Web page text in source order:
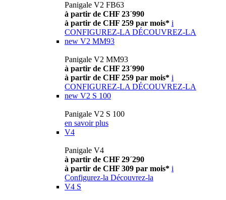
Panigale V2 FB63
à partir de CHF 23´990
à partir de CHF 259 par mois* i
CONFIGUREZ-LA DÉCOUVREZ-LA
new V2 MM93
Panigale V2 MM93
à partir de CHF 23´990
à partir de CHF 259 par mois* i
CONFIGUREZ-LA DÉCOUVREZ-LA
new V2 S 100
Panigale V2 S 100
en savoir plus
V4
Panigale V4
à partir de CHF 29´290
à partir de CHF 309 par mois* i
Configurez-la Découvrez-la
V4 S